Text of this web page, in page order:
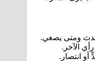
ومتى يصغي.
الآخر.
أو انتصار.